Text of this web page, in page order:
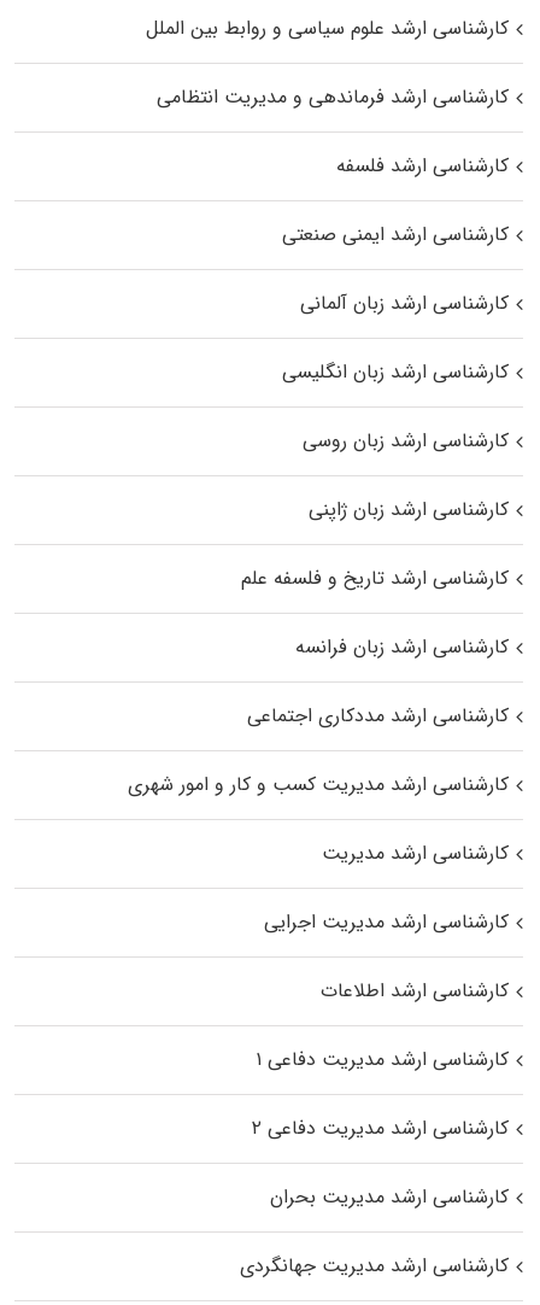
کارشناسی ارشد علوم سیاسی و روابط بین الملل
کارشناسی ارشد فرماندهی و مدیریت انتظامی
کارشناسی ارشد فلسفه
کارشناسی ارشد ایمنی صنعتی
کارشناسی ارشد زبان آلمانی
کارشناسی ارشد زبان انگلیسی
کارشناسی ارشد زبان روسی
کارشناسی ارشد زبان ژاپنی
کارشناسی ارشد تاریخ و فلسفه علم
کارشناسی ارشد زبان فرانسه
کارشناسی ارشد مددکاری اجتماعی
کارشناسی ارشد مدیریت کسب و کار و امور شهری
کارشناسی ارشد مدیریت
کارشناسی ارشد مدیریت اجرایی
کارشناسی ارشد اطلاعات
کارشناسی ارشد مدیریت دفاعی ۱
کارشناسی ارشد مدیریت دفاعی ۲
کارشناسی ارشد مدیریت بحران
کارشناسی ارشد مدیریت جهانگردی